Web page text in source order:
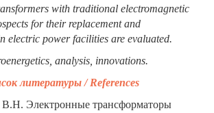
with traditional electromagnetic
for their replacement and
electric power facilities are evaluated.
analysis, innovations.
литературы /References
В.Н. Электронные трансформаторы